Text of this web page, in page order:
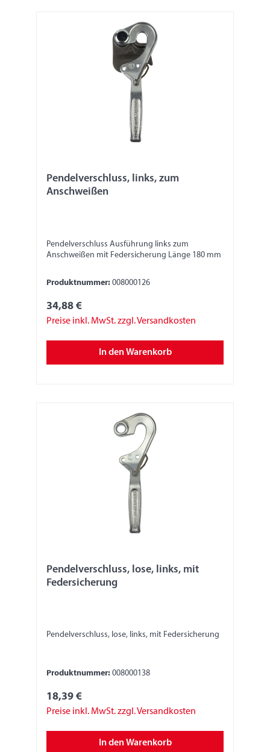
Pendelverschluss, links, zum
Anschweißen
Pendelverschluss Ausführung links zum
Anschweißen mit Federsicherung Länge 180 mm
Produktnummer: 008000126
34,88 €
Preise inkl. MwSt. zzgl. Versandkosten
In den Warenkorb
Pendelverschluss, lose, links, mit
Federsicherung
Pendelverschluss, lose, links, mit Federsicherung
Produktnummer: 008000138
18,39 €
Preise inkl. MwSt. zzgl. Versandkosten
In den Warenkorb